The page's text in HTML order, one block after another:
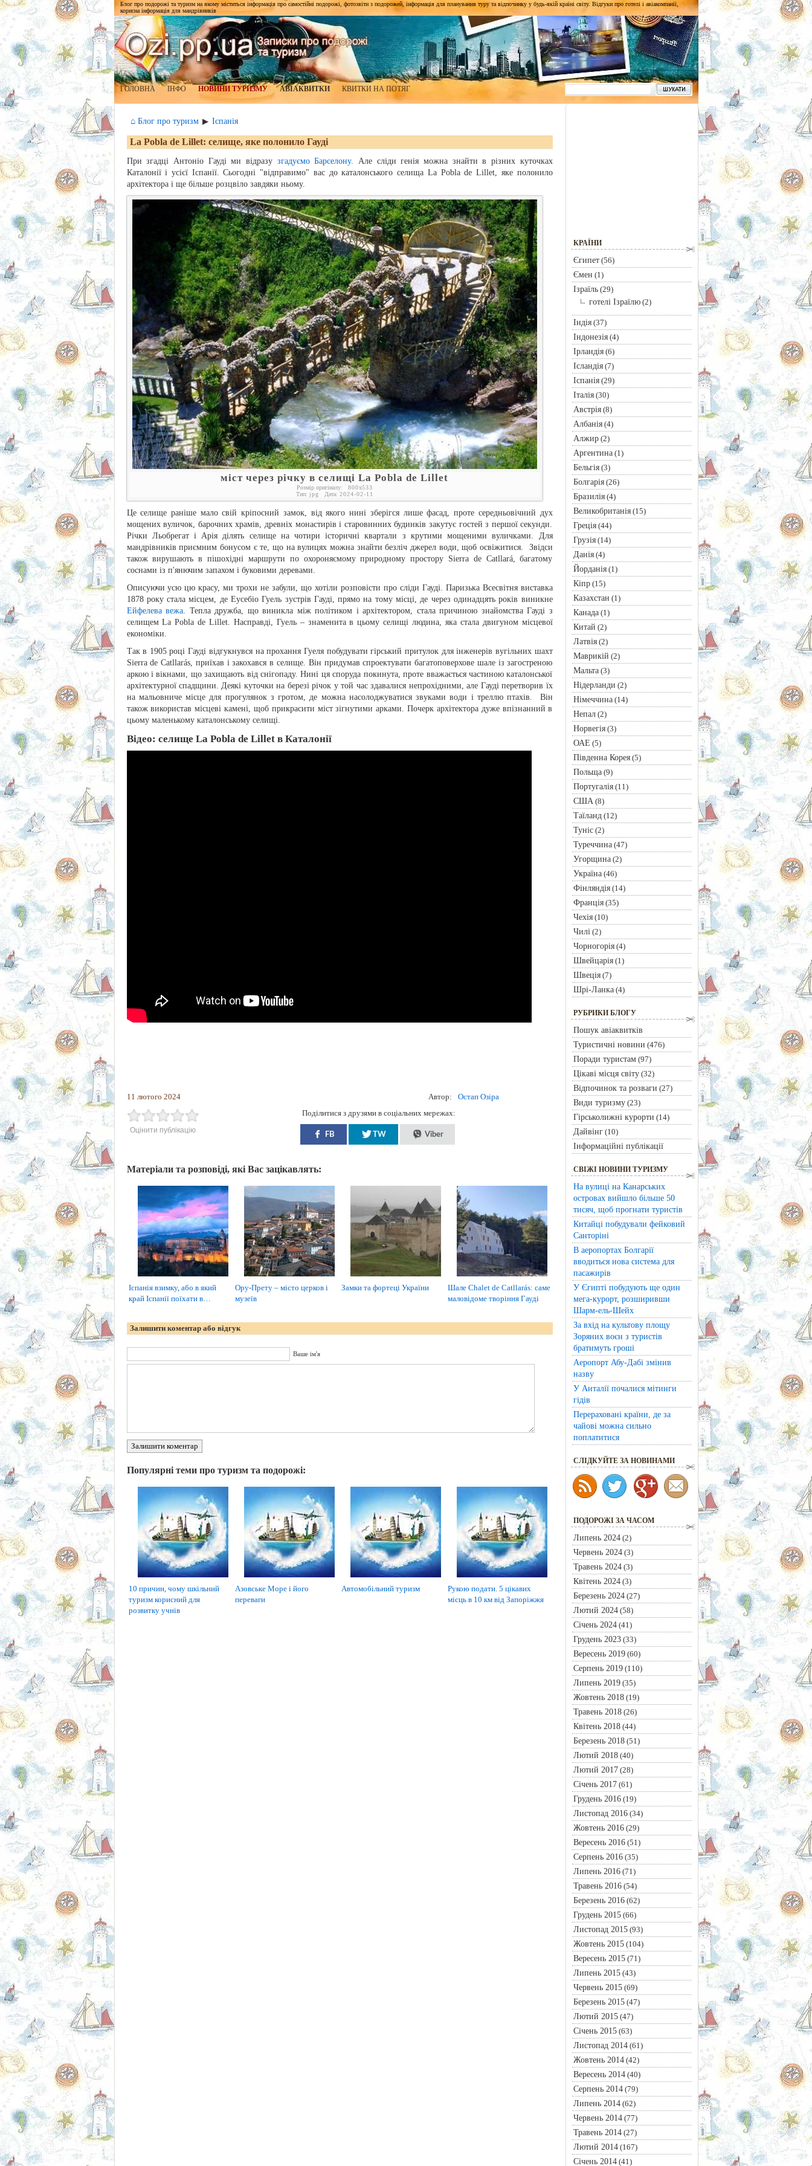
Блог про подорожі та туризм на якому міститься інформація про самостійні подорожі, фотозвіти з подорожей, інформація для планування туру та відпочинку у будь-якій країні світу. Відгуки про готелі і авіакомпанії,
корисна інформація для мандрівників
ГОЛОВНА ІНФО НОВИНИ ТУРИЗМУ АВІАКВИТКИ КВИТКИ НА ПОТЯГ
⌂ Блог про туризм ▶ Іспанія
La Pobla de Lillet: селище, яке полонило Гауді
При згадці Антоніо Гауді ми відразу згадуємо Барселону. Але сліди генія можна знайти в різних куточках
Каталонії і усієї Іспанії. Сьогодні "відправимо" вас до каталонського селища La Pobla de Lillet, яке полонило
архітектора і ще більше розцвіло завдяки ньому.
міст через річку в селищі La Pobla de Lillet
Розмір оригіналу: 800x533
Тип: jpg Дата: 2024-02-11
Це селище раніше мало свій кріпосний замок, від якого нині зберігся лише фасад, проте середньовічний дух
мощених вуличок, барочних храмів, древніх монастирів і старовинних будинків закутує гостей з першої секунди.
Річки Льобрегат і Арія ділять селище на чотири історичні квартали з крутими мощеними вуличками. Для
мандрівників приємним бонусом є те, що на вулицях можна знайти безліч джерел води, щоб освіжитися. Звідси
також вирушають в пішохідні маршрути по охороняємому природному простору Sierra de Catllará, багатому
соснами із п'янючим запахом і буковими деревами.
Описуючи усю цю красу, ми трохи не забули, що хотіли розповісти про сліди Гауді. Паризька Всесвітня виставка
1878 року стала місцем, де Еусебіо Гуель зустрів Гауді, прямо на тому місці, де через одинадцять років виникне
Ейфелева вежа. Тепла дружба, що виникла між політиком і архітектором, стала причиною знайомства Гауді з
селищем La Pobla de Lillet. Насправді, Гуель – знаменита в цьому селищі людина, яка стала двигуном місцевої
економіки.
Так в 1905 році Гауді відгукнувся на прохання Гуеля побудувати гірський притулок для інженерів вугільних шахт
Sierra de Catllarás, приїхав і закохався в селище. Він придумав спроектувати багатоповерхове шале із загостреною
аркою і вікнами, що захищають від снігопаду. Нині ця споруда покинута, проте вважається частиною каталонської
архітектурної спадщини. Деякі куточки на березі річок у той час здавалися непрохідними, але Гауді перетворив їх
на мальовниче місце для прогулянок з гротом, де можна насолоджуватися звуками води і треллю птахів. Він
також використав місцеві камені, щоб прикрасити міст зігнутими арками. Почерк архітектора дуже впізнанний в
цьому маленькому каталонському селищі.
Відео: селище La Pobla de Lillet в Каталонії
11 лютого 2024 Автор: Остап Озіра
Оцінити публікацію
Поділитися з друзями в соціальних мережах:
FB TW Viber
Матеріали та розповіді, які Вас зацікавлять:
Іспанія взимку, або в який
край Іспанії поїхати в…
Ору-Прету – місто церков і
музеїв
Замки та фортеці України
Шале Chalet de Catllarás: саме
маловідоме творіння Гауді
Залишити коментар або відгук
Ваше ім'я
Залишити коментар
Популярні теми про туризм та подорожі:
10 причин, чому шкільний
туризм корисний для
розвитку учнів
Азовське Море і його
переваги
Автомобільний туризм
Рукою подати. 5 цікавих
місць в 10 км від Запоріжжя
КРАЇНИ
Єгипет(56)
Ємен (1)
Ізраїль(29)
готелі Ізраїлю(2)
Індія(37)
Індонезія(4)
Ірландія(6)
Ісландія(7)
Іспанія(29)
Італія(30)
Австрія(8)
Албанія(4)
Алжир(2)
Аргентина(1)
Бельгія(3)
Болгарія(26)
Бразилія(4)
Великобританія(15)
Греція(44)
Грузія(14)
Данія(4)
Йорданія(1)
Кіпр(15)
Казахстан (1)
Канада(1)
Китай (2)
Латвія(2)
Маврикій (2)
Мальта(3)
Нідерланди (2)
Німеччина(14)
Непал(2)
Норвегія(3)
ОАЕ (5)
Південна Корея(5)
Польща(9)
Португалія(11)
США(8)
Таїланд(12)
Туніс(2)
Туреччина(47)
Угорщина(2)
Україна(46)
Фінляндія(14)
Франція(35)
Чехія(10)
Чилі(2)
Чорногорія(4)
Швейцарія(1)
Швеція(7)
Шрі-Ланка(4)
РУБРИКИ БЛОГУ
Пошук авіаквитків
Туристичні новини (476)
Поради туристам(97)
Цікаві місця світу(32)
Відпочинок та розваги (27)
Види туризму(23)
Гірськолижні курорти (14)
Дайвінг(10)
Інформаційні публікації
СВІЖІ НОВИНИ ТУРИЗМУ
На вулиці на Канарських
островах вийшло більше 50
тисяч, щоб прогнати туристів
Китайці побудували фейковий
Санторіні
В аеропортах Болгарії
вводиться нова система для
пасажирів
У Єгипті побудують ще один
мега-курорт, розширивши
Шарм-ель-Шейх
За вхід на культову площу
Зоряних воєн з туристів
братимуть гроші
Аеропорт Абу-Дабі змінив
назву
У Анталії почалися мітинги
гідів
Перераховані країни, де за
чайові можна сильно
поплатитися
CЛІДКУЙТЕ ЗА НОВИНАМИ
ПОДОРОЖІ ЗА ЧАСОМ
Липень 2024(2)
Червень 2024(3)
Травень 2024(3)
Квітень 2024(3)
Березень 2024(27)
Лютий 2024(58)
Січень 2024(41)
Грудень 2023(33)
Вересень 2019(60)
Серпень 2019(110)
Липень 2019(35)
Жовтень 2018(19)
Травень 2018(26)
Квітень 2018(44)
Березень 2018(51)
Лютий 2018(40)
Лютий 2017(28)
Січень 2017(61)
Грудень 2016(19)
Листопад 2016(34)
Жовтень 2016(29)
Вересень 2016(51)
Серпень 2016(35)
Липень 2016(71)
Травень 2016(54)
Березень 2016(62)
Грудень 2015(66)
Листопад 2015(93)
Жовтень 2015(104)
Вересень 2015(71)
Липень 2015(43)
Червень 2015(69)
Березень 2015(47)
Лютий 2015(47)
Січень 2015(63)
Листопад 2014(61)
Жовтень 2014(42)
Вересень 2014(40)
Серпень 2014(79)
Липень 2014(62)
Червень 2014(77)
Травень 2014(27)
Лютий 2014(167)
Січень 2014(41)